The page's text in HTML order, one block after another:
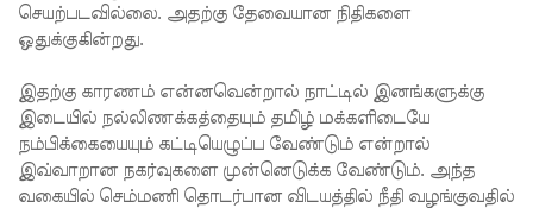
மாறு
கஜேந்திர
குமாருக்கு
ரவூப்
ஹக்கீம்
செயற்படவில்லை. அதற்கு தேவையான நிதிகளை
ஒதுக்குகின்றது.
இதற்கு காரணம் என்னவென்றால் நாட்டில் இனங்களுக்கு
இடையில் நல்லிணக்கத்தையும் தமிழ் மக்களிடையே
நம்பிக்கையையும் கட்டியெழுப்ப வேண்டும் என்றால்
இவ்வாறான நகர்வுகளை முன்னெடுக்க வேண்டும். அந்த
வகையில் செம்மணி தொடர்பான விடயத்தில் நீதி வழங்குவதில்